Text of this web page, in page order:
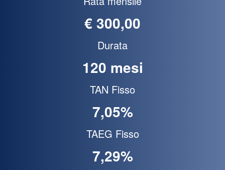
€ 300,00
Durata
120 mesi
TAN Fisso
7,05%
TAEG Fisso
7,29%